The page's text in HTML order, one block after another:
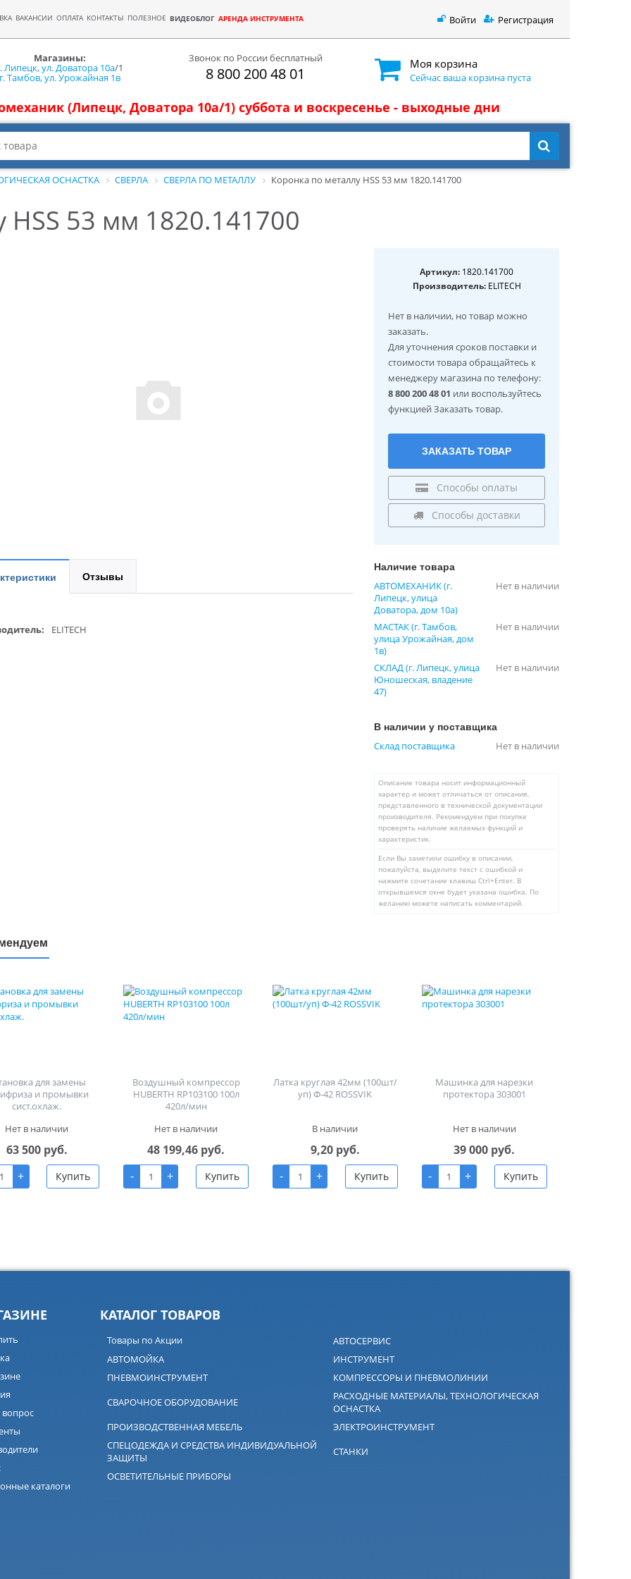
ВАКАНСИИ ОПЛАТА КОНТАКТЫ ПОЛЕЗНОЕ ВИДЕОБЛОГ АРЕНДА ИНСТРУМЕНТА Войти Регистрация
Магазины:
Липецк, ул. Доватора 10а/1
г. Тамбов, ул. Урожайная 1в
Звонок по России бесплатный
8 800 200 48 01
Моя корзина
Сейчас ваша корзина пуста
(Липецк, Доватора 10а/1) суббота и воскресенье - выходные дни
ОСНАСТКА СВЕРЛА СВЕРЛА ПО МЕТАЛЛУ Коронка по металлу HSS 53 мм 1820.141700
HSS 53 мм 1820.141700
Артикул: 1820.141700
Производитель:ELITECH
Нет в наличии, но товар можно
заказать.
Для уточнения сроков поставки и
стоимости товара обращайтесь к
менеджеру магазина по телефону:
8 800 200 48 01 или воспользуйтесь
функцией Заказать товар.
ЗАКАЗАТЬ ТОВАР
Способы оплаты
Способы доставки
Отзывы
ELITECH
Наличие товара
АВТОМЕХАНИК (г.
Липецк, улица
Доватора, дом 10а)
Нет в наличии
МАСТАК (г. Тамбов,
улица Урожайная, дом
1в)
Нет в наличии
СКЛАД (г. Липецк, улица
Юношеская, владение
47)
Нет в наличии
В наличии у поставщика
Склад поставщика Нет в наличии
Описание товара носит информационный
характер и может отличаться от описания,
представленного в технической документации
производителя. Рекомендуем при покупке
проверять наличие желаемых функций и
характеристик.
Если Вы заметили ошибку в описании,
пожалуйста, выделите текст с ошибкой и
нажмите сочетание клавиш Ctrl+Enter. В
открывшемся окне будет указана ошибка. По
желанию можете написать комментарий.
для замены
и промывки
сист.охлаж.
Нет в наличии
63 500 руб.
+ Купить
Воздушный компрессор
HUBERTH RP103100 100л
420л/мин
Нет в наличии
48 199,46 руб.
-
+ Купить
Латка круглая 42мм (100шт/
уп) Ф-42 ROSSVIK
В наличии
9,20 руб.
-
+ Купить
Машинка для нарезки
протектора 303001
Нет в наличии
39 000 руб.
-
+ Купить
вопрос
каталоги
КАТАЛОГ ТОВАРОВ
Товары по Акции
АВТОСЕРВИС
АВТОМОЙКА
ИНСТРУМЕНТ
ПНЕВМОИНСТРУМЕНТ
КОМПРЕССОРЫ И ПНЕВМОЛИНИИ
СВАРОЧНОЕ ОБОРУДОВАНИЕ
РАСХОДНЫЕ МАТЕРИАЛЫ, ТЕХНОЛОГИЧЕСКАЯ
ОСНАСТКА
ПРОИЗВОДСТВЕННАЯ МЕБЕЛЬ
ЭЛЕКТРОИНСТРУМЕНТ
СПЕЦОДЕЖДА И СРЕДСТВА ИНДИВИДУАЛЬНОЙ
ЗАЩИТЫ
СТАНКИ
ОСВЕТИТЕЛЬНЫЕ ПРИБОРЫ